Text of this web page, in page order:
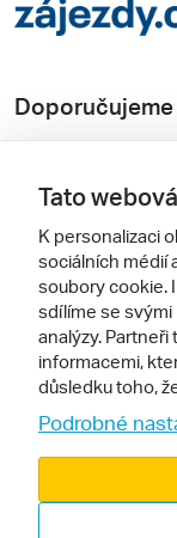
Doporučujeme
Rady na cestu
Cestovní kanceláře
Zájazdy.sk
Sledujte nás
sociálních médií
soubory cookie.
analýzy. Partneři
Podrobné